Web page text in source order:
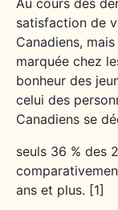
satisfaction de
Canadiens,
marquée chez
bonheur des
celui des
Canadiens se
seuls 36 % des
ans et plus. [1]